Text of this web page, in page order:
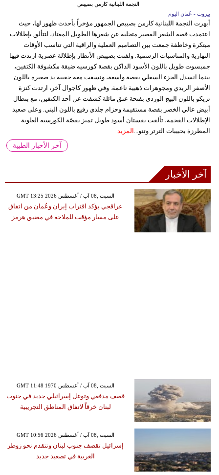
النجمة اللبنانية كارمن بصيبص
بيروت - عُمان اليوم
أبهرت النجمة اللبنانية كارمن بصيبص الجمهور مؤخراً بأحدث ظهور لها، حيث
اعتمدت قصة الشعر القصير متخلية عن شعرها الطويل المعتاد، لتتألق بإطلالات
مبتكرة وخاطفة جمعت بين التصاميم العملية والراقية التي تناسب الأوقات
النهارية والمناسبات الرسمية. ولفتت بصيبص الأنظار بإطلالة عصرية ارتدت فيها
جمبسوت طويل باللون الأسود الداكن بقصة كورسيه ضيقة مكشوفة الكتفين،
بينما انسدل الجزء السفلي بقصة واسعة، ونسقت معه حقيبة يد صغيرة باللون
الأصفر الزبدي ومجوهرات ذهبية ناعمة. وفي ظهور كاجوال آخر، ارتدت كنزة
تريكو باللون البيج الوردي بفتحة عنق مائلة كشفت عن أحد الكتفين، مع بنطال
أبيض عالي الخصر بقصة مستقيمة وحزام جلدي رفيع باللون البني. وعلى صعيد
الإطلالات الفخمة، تألقت بفستان أسود طويل تميز بقصّة الكورسيه العلوية
المطرزة بحبيبات الترتر وتنو... المزيد
آخر الأخبار الطبية
آخر الأخبار
GMT 13:25 2026 السبت ,08 آب / أغسطس
عراقجي يؤكد اقتراب إيران وعُمان من اتفاق
على مسار مؤقت للملاحة في مضيق هرمز
GMT 11:48 1970 السبت ,08 آب / أغسطس
قصف مدفعي وتوغل إسرائيلي جديد في جنوب
لبنان خرقاً لاتفاق المناطق التجريبية
GMT 10:56 2026 السبت ,08 آب / أغسطس
إسرائيل تقصف جنوب لبنان وتتقدم نحو زوطر
الغربية في تصعيد جديد